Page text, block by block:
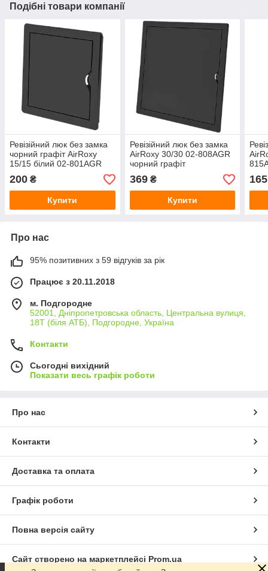
Подібні товари компанії
Ревізійний люк без замка
чорний графіт АirRoxy
15/15 білий 02-801AGR
200 ₴
Купити
Ревізійний люк без замка
АirRoxy 30/30 02-808AGR
чорний графіт
369₴
Купити
165
Про нас
95% позитивних з 59 відгуків за рік
Працює з 20.11.2018
м. Подгородне
52001, Дніпропетровська область, Центральна вулиця,
18Т (біля АТБ), Подгородне, Україна
Контакти
Сьогодні вихідний
Показати весь графік роботи
Про нас
Контакти
Доставка та оплата
Графік роботи
Повна версія сайту
Сайт створено на маркетплейсі Prom.ua